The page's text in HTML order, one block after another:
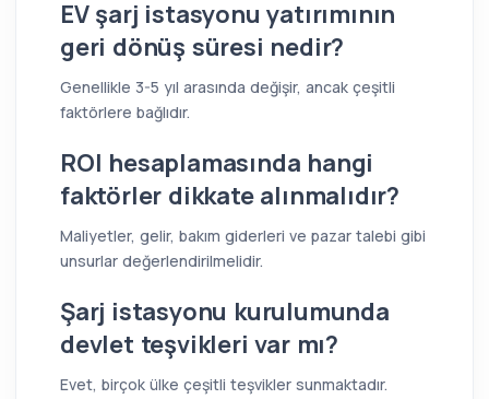
EV şarj istasyonu yatırımının
geri dönüş süresi nedir?
Genellikle 3-5 yıl arasında değişir, ancak çeşitli
faktörlere bağlıdır.
ROI hesaplamasında hangi
faktörler dikkate alınmalıdır?
Maliyetler, gelir, bakım giderleri ve pazar talebi gibi
unsurlar değerlendirilmelidir.
Şarj istasyonu kurulumunda
devlet teşvikleri var mı?
Evet, birçok ülke çeşitli teşvikler sunmaktadır.